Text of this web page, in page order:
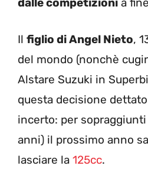
Il figlio di Angel Nieto,
del mondo (nonchè
Alstare Suzuki in
questa decisione
incerto: per
anni) il prossimo anno
lasciare la 125cc.